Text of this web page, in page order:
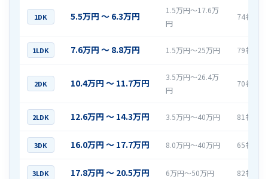
1DK 5.5万円 〜 6.3万円
1.5万円〜17.6万
円
74社
1LDK 7.6万円 〜 8.8万円 1.5万円〜25万円 79社
2DK 10.4万円 〜 11.7万円
3.5万円〜26.4万
円
70社
2LDK 12.6万円 〜 14.3万円 3.5万円〜40万円 81社
3DK 16.0万円 〜 17.7万円 8.0万円〜40万円 65社
3LDK 17.8万円 〜 20.5万円 6万円〜50万円 82社